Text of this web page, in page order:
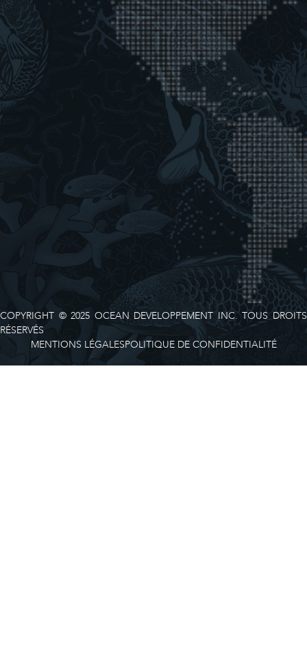
COPYRIGHT © 2025 OCEAN DEVELOPPEMENT INC. TOUS DROITS
RÉSERVÉS
MENTIONS LÉGALESPOLITIQUE DE CONFIDENTIALITÉ